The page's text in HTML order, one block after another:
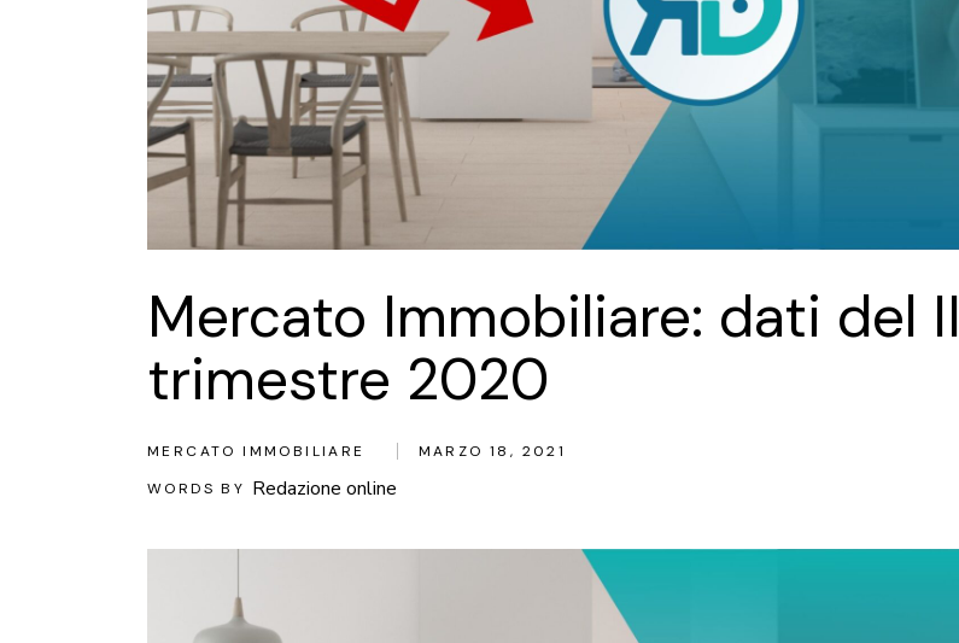
Mercato Immobiliare: dati del II
trimestre 2020
MERCATO IMMOBILIARE
MARZO 18, 2021
WORDS BY Redazione online